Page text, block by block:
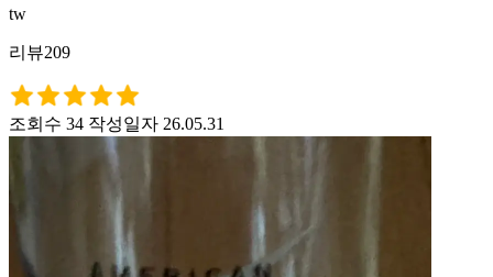
tw
리뷰209
조회수 34 작성일자 26.05.31